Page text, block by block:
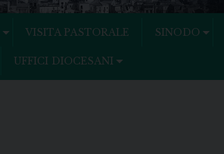
VISITA PASTORALE SINODO
UFFICI DIOCESANI